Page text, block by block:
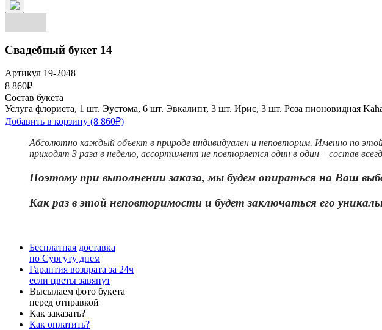
Свадебный букет 14
Артикул 19-2048
8 860₽
Состав букета
Услуга флориста, 1 шт. Эустома, 6 шт. Эвкалипт, 3 шт. Ирис, 3 шт. Роза пионовидная
Добавить в корзину (8 860₽)
Абсолютно каждый объект в природе индивидуален и неповторим. Именно по
приходят 3 раза в неделю, ассортимент не повторяется один в один – состав
Поэтому при выполнении заказа, мы будем опираться на Ваш
Как раз в этой неповторимости и будет заключаться его
Бесплатная доставка
по Сургуту днем
Гарантия возврата за 24ч
если цветы завянут
Высылаем фото букета
перед отправкой
Как заказать?
Как оплатить?